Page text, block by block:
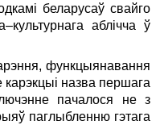
беларусаў свайго
аблічча ў
функцыянавання
карэкцыі назва першага
пачалося не з
паглыбленню гэтага